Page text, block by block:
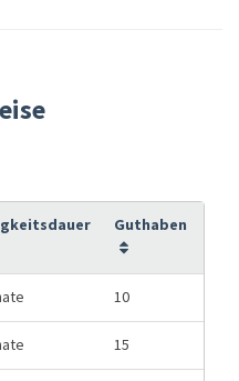
Guthaben
10
15